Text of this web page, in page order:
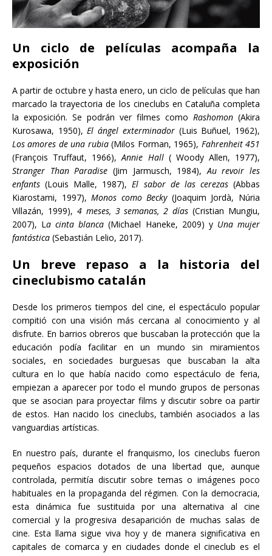
Un ciclo de películas acompaña la
exposición
A partir de octubre y hasta enero, un ciclo de películas que han
marcado la trayectoria de los cineclubs en Cataluña completa
la exposición. Se podrán ver filmes como Rashomon (Akira
Kurosawa, 1950),El ángel exterminador (Luis Buñuel, 1962),
Los amores de una rubia(Milos Forman, 1965), Fahrenheit 451
(François Truffaut, 1966),Annie Hall( Woody Allen, 1977),
Stranger Than Paradise (Jim Jarmusch, 1984),Au revoir les
enfants (Louis Malle, 1987),El sabor de las cerezas(Abbas
Kiarostami, 1997),Monos como Becky(Joaquim Jordà, Núria
Villazán, 1999), 4 meses, 3 semanas, 2 días(Cristian Mungiu,
2007), La cinta blanca (Michael Haneke, 2009) y Una mujer
fantástica (Sebastián Lelio, 2017).
Un breve repaso a la historia del
cineclubismo catalán
Desde los primeros tiempos del cine, el espectáculo popular
compitió con una visión más cercana al conocimiento y al
disfrute. En barrios obreros que buscaban la protección que la
educación podía facilitar en un mundo sin miramientos
sociales, en sociedades burguesas que buscaban la alta
cultura en lo que había nacido como espectáculo de feria,
empiezan a aparecer por todo el mundo grupos de personas
que se asocian para proyectar films y discutir sobre oa partir
de estos. Han nacido los cineclubs, también asociados a las
vanguardias artísticas.
En nuestro país, durante el franquismo, los cineclubs fueron
pequeños espacios dotados de una libertad que, aunque
controlada, permitía discutir sobre temas o imágenes poco
habituales en la propaganda del régimen. Con la democracia,
esta dinámica fue sustituida por una alternativa al cine
comercial y la progresiva desaparición de muchas salas de
cine. Esta llama sigue viva hoy y de manera significativa en
capitales de comarca y en ciudades donde el cineclub es el